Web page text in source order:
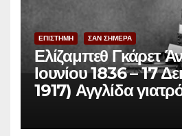
ΕΠΙΣΤΗΜΗ ΣΑΝ ΣΗΜΕΡΑ
Ελίζαμπεθ Γκάρετ
Ιουνίου 1836 – 17
1917) Αγγλίδα